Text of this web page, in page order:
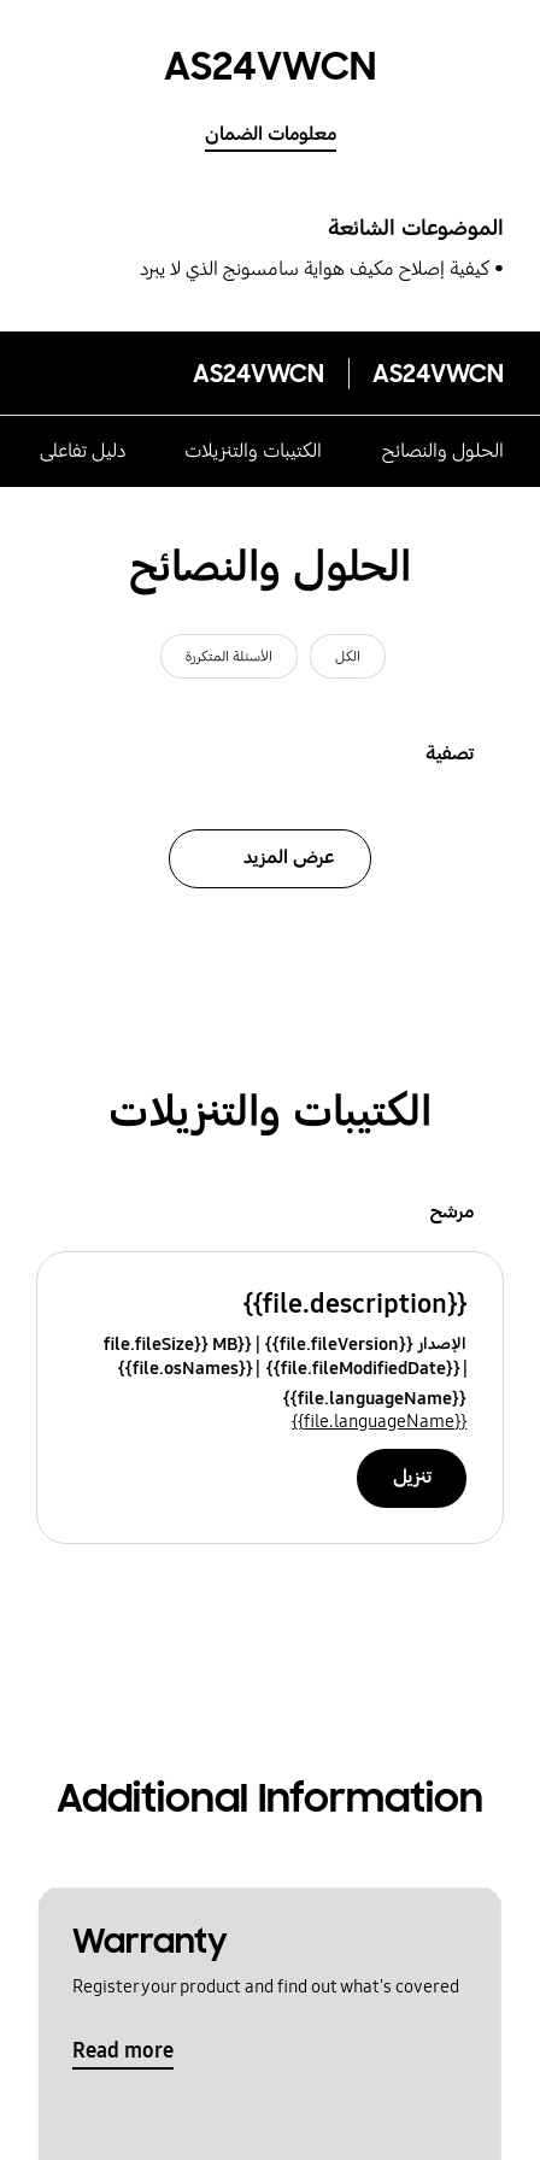
AS24VWCN
معلومات الضمان
الموضوعات الشائعة
كيفية إصلاح مكيف هواية سامسونج الذي لا يبرد
AS24VWCN
AS24VWCN
الحلول والنصائح الكتيبات والتنزيلات دليل تفاعلى
الحلول والنصائح
الكل الأسئلة المتكررة
تصفية
عرض المزيد
الكتيبات والتنزيلات
مرشح
{{file.description}}
الإصدار {{file.fileVersion}}
{{file.fileSize}} MB
{{file.fileModifiedDate}}
{{file.osNames}}
{{file.languageName}}
{{file.languageName}}
تنزيل
Additional Information
Warranty
Register your product and find out what's covered
Read more